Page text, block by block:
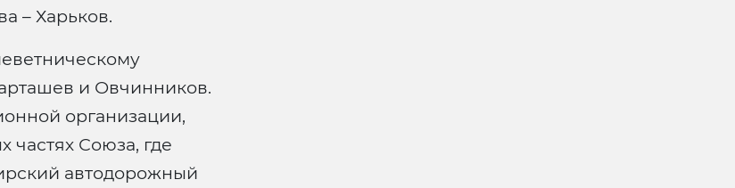
– Харьков.
и Овчинников.
организации,
Союза, где
автодорожный